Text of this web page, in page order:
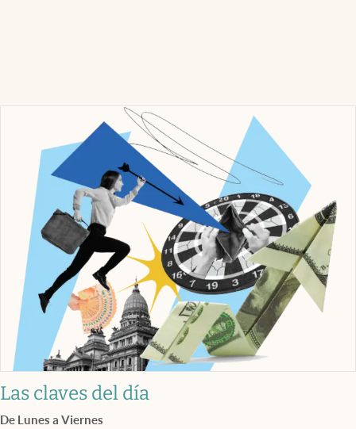
Las claves del día
De Lunes a Viernes